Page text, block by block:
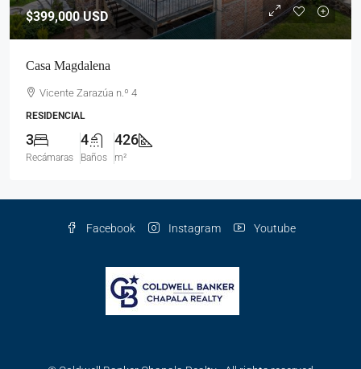
$399,000USD
Casa Magdalena
Vicente Zarazúa n.º 4
RESIDENCIAL
3
Recámaras
4
Baños
426
m²
Facebook Instagram Youtube